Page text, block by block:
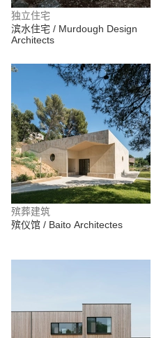
独立住宅
滨水住宅 / Murdough Design
Architects
殡葬建筑
殡仪馆 / Baito Architectes